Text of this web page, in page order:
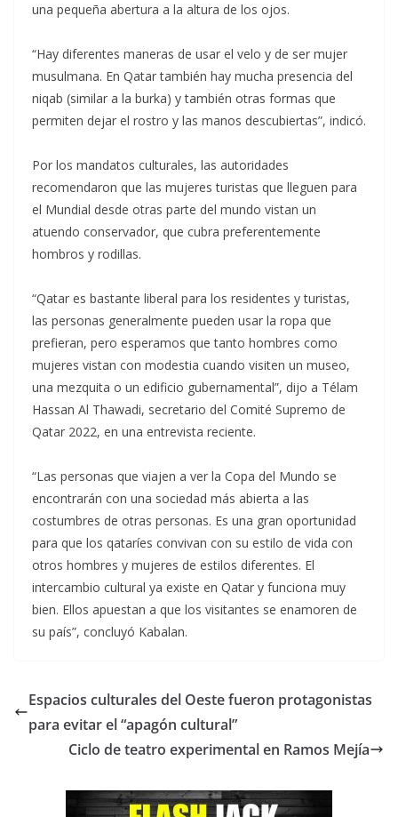
una pequeña abertura a la altura de los ojos.
“Hay diferentes maneras de usar el velo y de ser mujer
musulmana. En Qatar también hay mucha presencia del
niqab (similar a la burka) y también otras formas que
permiten dejar el rostro y las manos descubiertas”, indicó.
Por los mandatos culturales, las autoridades
recomendaron que las mujeres turistas que lleguen para
el Mundial desde otras parte del mundo vistan un
atuendo conservador, que cubra preferentemente
hombros y rodillas.
“Qatar es bastante liberal para los residentes y turistas,
las personas generalmente pueden usar la ropa que
prefieran, pero esperamos que tanto hombres como
mujeres vistan con modestia cuando visiten un museo,
una mezquita o un edificio gubernamental”, dijo a Télam
Hassan Al Thawadi, secretario del Comité Supremo de
Qatar 2022, en una entrevista reciente.
“Las personas que viajen a ver la Copa del Mundo se
encontrarán con una sociedad más abierta a las
costumbres de otras personas. Es una gran oportunidad
para que los qataríes convivan con su estilo de vida con
otros hombres y mujeres de estilos diferentes. El
intercambio cultural ya existe en Qatar y funciona muy
bien. Ellos apuestan a que los visitantes se enamoren de
su país”, concluyó Kabalan.
Espacios culturales del Oeste fueron protagonistas
para evitar el “apagón cultural”
Ciclo de teatro experimental en Ramos Mejía